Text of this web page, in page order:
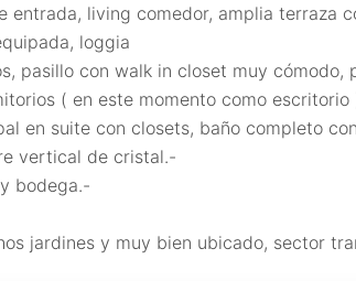
entrada, living comedor, amplia terraza
loggia
pasillo con walk in closet muy cómodo,
( en este momento como
en suite con closets, baño completo
vertical de cristal.-
bodega.-
jardines y muy bien ubicado, sector